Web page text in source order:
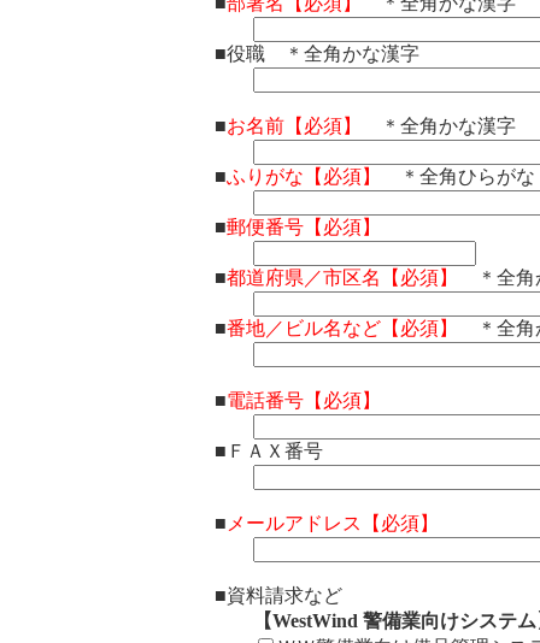
■役職 ＊全角かな漢字
■お名前【必須】 ＊全角かな漢字
■ふりがな【必須】 ＊全角ひらがな
■郵便番号【必須】
■都道府県／市区名【必須】 ＊全角
■番地／ビル名など【必須】 ＊全角
■電話番号【必須】
■ＦＡＸ番号
■ メールアドレス【必須】
■資料請求など
【WestWind 警備業向けシステ